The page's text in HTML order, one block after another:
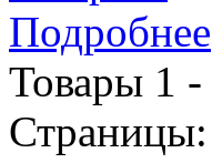
Подробнее
Товары 1 -
Страницы: